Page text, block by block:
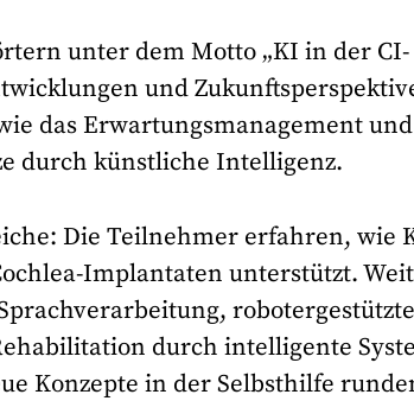
unter dem Motto „KI in der CI-
und
das Erwartungsmanagement
durch künstliche Intelligenz.
Die Teilnehmer erfahren, wie
Implantaten unterstützt.
durch intelligente
Konzepte in der Selbsthilfe